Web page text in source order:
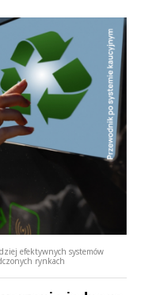
efektywnych systemów
rynkach